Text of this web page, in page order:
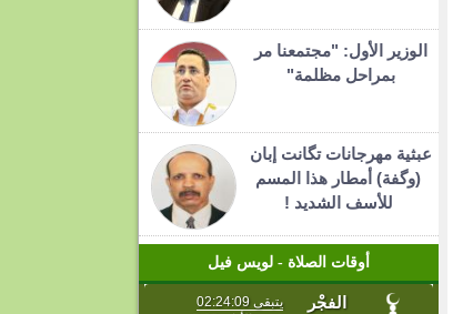
الوزير الأول: "مجتمعنا مر
بمراحل مظلمة"
عبثية مهرجانات تگانت إبان
(وگفة) أمطار هذا المسم
للأسف الشديد !
أوقات الصلاة - لويس فيل